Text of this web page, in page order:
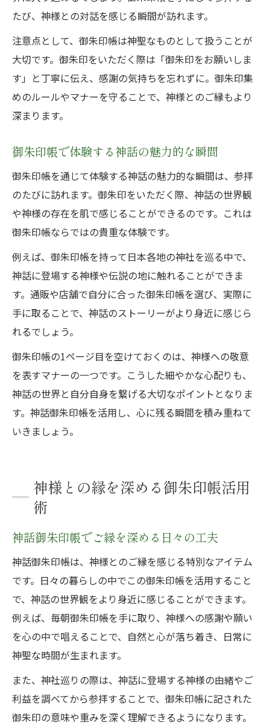
たび、神様との対話を感じる瞬間が訪れます。
注意点として、御朱印帳は神聖なものとして扱うことが
大切です。御朱印をいただく際は「御朱印をお願いしま
す」と丁寧に伝え、感謝の気持ちを忘れずに。御朱印集
めのルールやマナーを守ることで、神様とのご縁もより
深まります。
御朱印帳で体験する神話の魅力的な瞬間
御朱印帳を通じて体験する神話の魅力的な瞬間は、参拝
のたびに訪れます。御朱印をいただく際、神話の世界観
や神様の存在を肌で感じることができるのです。これは
御朱印帳ならではの貴重な体験です。
例えば、御朱印帳を持って日本各地の神社を巡る中で、
神話に登場する神様や伝説の地に触れることができま
す。通販や店舗で自分に合った御朱印帳を選び、実際に
手に取ることで、神話のストーリーがより身近に感じら
れるでしょう。
御朱印帳の1ページ目を空けておくのは、神様への敬意
を表すマナーの一つです。こうした細やかな心配りも、
神話の世界と自分自身を繋げる大切なポイントとなりま
す。神話御朱印帳を活用し、心に残る瞬間を積み重ねて
いきましょう。
神様との縁を深める御朱印帳活用
術
神話御朱印帳でご縁を深める日々の工夫
神話御朱印帳は、神様とのご縁を感じる特別なアイテム
です。日々の暮らしの中でこの御朱印帳を活用すること
で、神話の世界観をより身近に感じることができます。
例えば、毎朝御朱印帳を手に取り、神様への感謝や願い
を心の中で唱えることで、自然と心が落ち着き、日常に
神聖な時間が生まれます。
また、神社巡りの際は、神話に登場する神様の由緒やご
利益を調べてから参拝することで、御朱印帳に記された
御朱印の意味や重みを深く理解できるようになります。